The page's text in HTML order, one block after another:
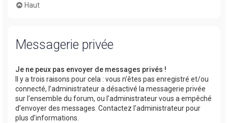
Haut
Messagerie privée
Je ne peux pas envoyer de messages privés !
Il y a trois raisons pour cela : vous n’êtes pas enregistré et/ou
connecté, l’administrateur a désactivé la messagerie privée
sur l’ensemble du forum, ou l’administrateur vous a empêché
d’envoyer des messages. Contactez l’administrateur pour
plus d’informations.